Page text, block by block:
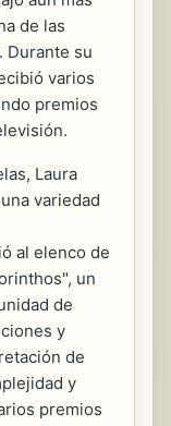
de las
Durante su
varios
premios
Laura
variedad
al elenco de
un
de
y
de
y
premios